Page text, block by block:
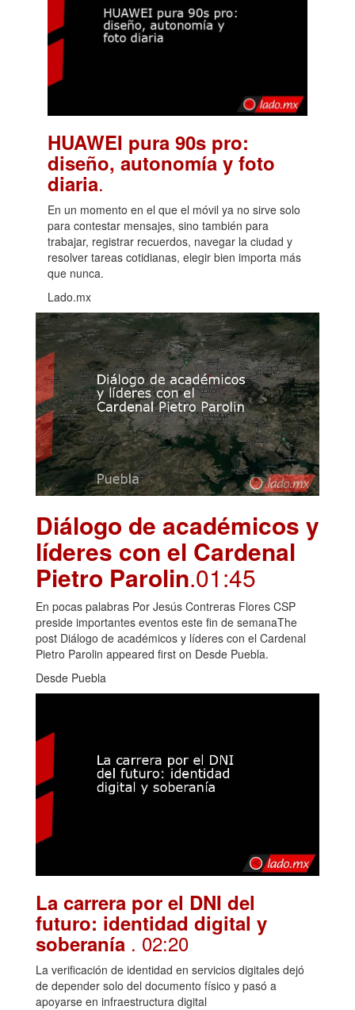
HUAWEI pura 90s pro:
diseño, autonomía y foto
diaria.
En un momento en el que el móvil ya no sirve solo
para contestar mensajes, sino también para
trabajar, registrar recuerdos, navegar la ciudad y
resolver tareas cotidianas, elegir bien importa más
que nunca.
Lado.mx
Diálogo de académicos y
líderes con el Cardenal
Pietro Parolin.01:45
En pocas palabras Por Jesús Contreras Flores CSP
preside importantes eventos este fin de semanaThe
post Diálogo de académicos y líderes con el Cardenal
Pietro Parolin appeared first on Desde Puebla.
Desde Puebla
La carrera por el DNI del
futuro: identidad digital y
soberanía . 02:20
La verificación de identidad en servicios digitales dejó
de depender solo del documento físico y pasó a
apoyarse en infraestructura digital